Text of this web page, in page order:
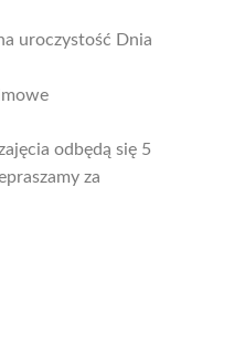
uroczystość Dnia
odbędą się 5
za